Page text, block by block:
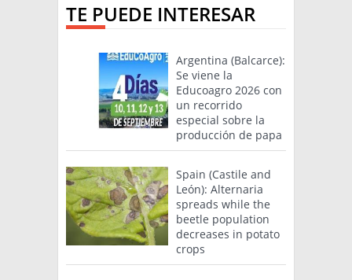
TE PUEDE INTERESAR
Argentina (Balcarce):
Se viene la
Educoagro 2026 con
un recorrido
especial sobre la
producción de papa
Spain (Castile and
León): Alternaria
spreads while the
beetle population
decreases in potato
crops